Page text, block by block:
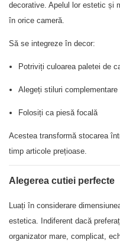
decorative. Apelul lor estetic și
în orice cameră.
Să se integreze în decor:
Potriviți culoarea paletei de
Alegeți stiluri complementare
Folosiți ca piesă focală
Acestea transformă stocarea
timp articole prețioase.
Alegerea cutiei perfecte
Luați în considerare
estetica. Indiferent dacă
organizator mare, complicat,